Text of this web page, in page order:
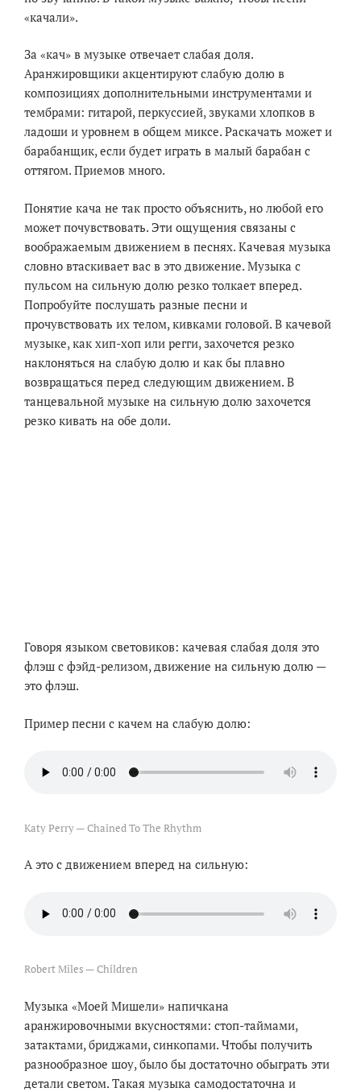
«качали».
За «кач» в музыке отвечает слабая доля.
Аранжировщики акцентируют слабую долю в
композициях дополнительными инструментами и
тембрами: гитарой, перкуссией, звуками хлопков в
ладоши и уровнем в общем миксе. Раскачать может и
барабанщик, если будет играть в малый барабан с
оттягом. Приемов много.
Понятие кача не так просто объяснить, но любой его
может почувствовать. Эти ощущения связаны с
воображаемым движением в песнях. Качевая музыка
словно втаскивает вас в это движение. Музыка с
пульсом на сильную долю резко толкает вперед.
Попробуйте послушать разные песни и
прочувствовать их телом, кивками головой. В качевой
музыке, как хип-хоп или регги, захочется резко
наклоняться на слабую долю и как бы плавно
возвращаться перед следующим движением. В
танцевальной музыке на сильную долю захочется
резко кивать на обе доли.
Говоря языком световиков: качевая слабая доля это
флэш с фэйд-релизом, движение на сильную долю —
это флэш.
Пример песни с качем на слабую долю:
Katy Perry — Chained To The Rhythm
А это с движением вперед на сильную:
Robert Miles — Children
Музыка «Моей Мишели» напичкана
аранжировочными вкусностями: стоп-таймами,
затактами, бриджами, синкопами. Чтобы получить
разнообразное шоу, было бы достаточно обыграть эти
детали светом. Такая музыка самодостаточна и